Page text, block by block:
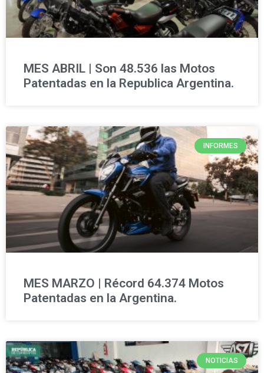
MES ABRIL | Son 48.536 las Motos
Patentadas en la Republica Argentina.
INFORMES
MES MARZO | Récord 64.374 Motos
Patentadas en la Argentina.
NOTICIAS